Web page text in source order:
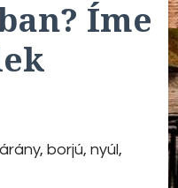
Íme
borjú, nyúl,